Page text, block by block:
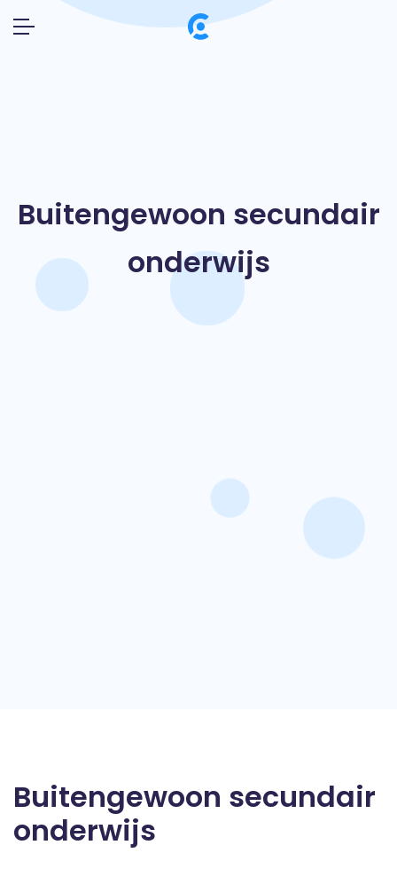
Buitengewoon secundair
onderwijs
Buitengewoon secundair
onderwijs